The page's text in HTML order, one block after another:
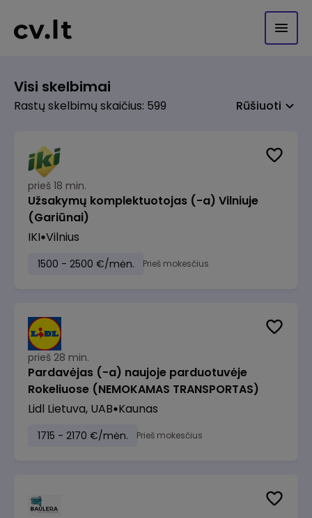
Visi skelbimai
Rastų skelbimų skaičius: 599 Rūšiuoti
prieš 18 min.
Užsakymų komplektuotojas (-a) Vilniuje
(Gariūnai)
IKI Vilnius
1500 - 2500 €/mėn. Prieš mokesčius
prieš 28 min.
Pardavėjas (-a) naujoje parduotuvėje
Rokeliuose (NEMOKAMAS TRANSPORTAS)
Lidl Lietuva, UAB Kaunas
1715 - 2170 €/mėn. Prieš mokesčius